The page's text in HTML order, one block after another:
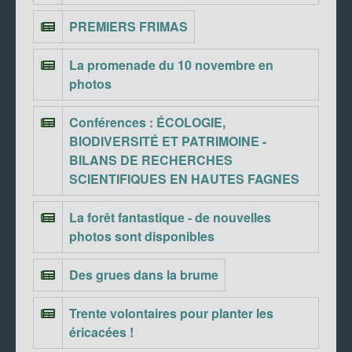
PREMIERS FRIMAS
La promenade du 10 novembre en
photos
Conférences : ÉCOLOGIE,
BIODIVERSITÉ ET PATRIMOINE -
BILANS DE RECHERCHES
SCIENTIFIQUES EN HAUTES FAGNES
La forêt fantastique - de nouvelles
photos sont disponibles
Des grues dans la brume
Trente volontaires pour planter les
éricacées !